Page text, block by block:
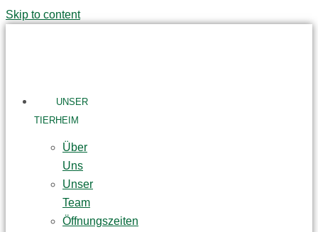
Skip to content
UNSER
TIERHEIM
Über
Uns
Unser
Team
Öffnungszeiten